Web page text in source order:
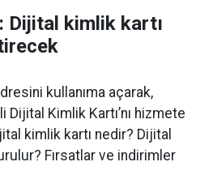
Dijital kimlik kartı
kullanıma açarak,
Kimlik Kartı’nı hizmete
kimlik kartı nedir? Dijital
Fırsatlar ve indirimler